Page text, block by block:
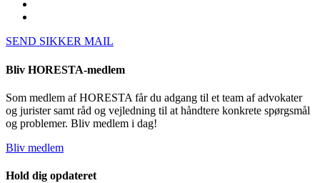
SEND SIKKER MAIL
Bliv HORESTA-medlem
Som medlem af HORESTA får du adgang til et team af advokater
og jurister samt råd og vejledning til at håndtere konkrete spørgsmål
og problemer. Bliv medlem i dag!
Bliv medlem
Hold dig opdateret